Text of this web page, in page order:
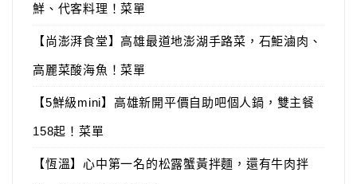
鮮、代客料理！菜單
【尚澎湃食堂】高雄最道地澎湖手路菜，石鮔滷肉、
高麗菜酸海魚！菜單
【5鮮級mini】高雄新開平價自助吧個人鍋，雙主餐
158起！菜單
【恆溫】心中第一名的松露蟹黃拌麵，還有牛肉拌